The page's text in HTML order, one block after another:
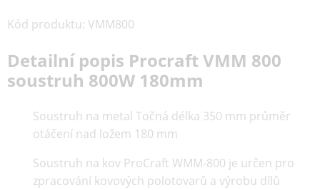
Kód produktu: VMM800
Detailní popis Procraft VMM 800
soustruh 800W 180mm
Soustruh na metal Točná délka 350 mm průměr
otáčení nad ložem 180 mm
Soustruh na kov ProCraft WMM-800 je určen pro
zpracování kovových polotovarů a výrobu dílů